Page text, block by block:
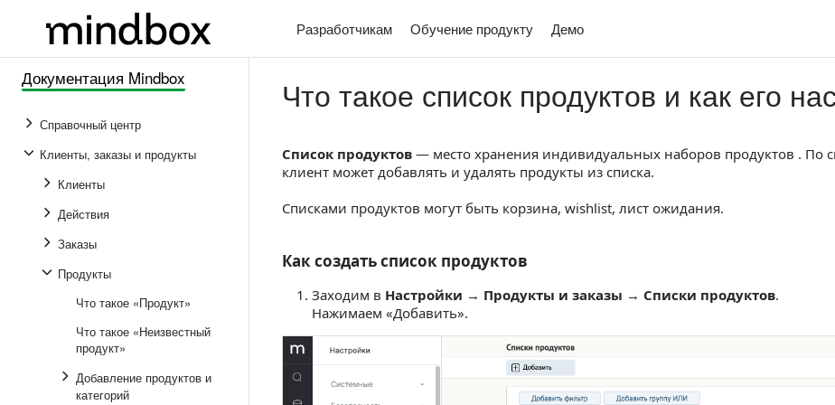
Разработчикам Обучение продукту Демо
Документация Mindbox
Справочный центр
Клиенты, заказы и продукты
Клиенты
Действия
Заказы
Продукты
Что такое «Продукт»
Что такое «Неизвестный
продукт»
Добавление продуктов и
категорий
Что такое список продуктов и как его
Список продуктов — место хранения индивидуальных наборов продуктов . По
клиент может добавлять и удалять продукты из списка.
Списками продуктов могут быть корзина, wishlist, лист ожидания.
Как создать список продуктов
Как создать список продуктов
Заходим в Настройки → Продукты и заказы → Списки продуктов.
Нажимаем «Добавить».